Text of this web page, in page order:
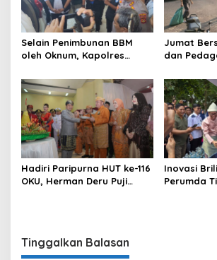
Selain Penimbunan BBM
oleh Oknum, Kapolres
Kurang, Pertamina Patra
Niaga Bungkam
Jumat
dan
Lama
Hadiri Paripurna HUT ke-116
OKU, Herman Deru Puji
Inovasi
Perumda
Tinggalkan Balasan